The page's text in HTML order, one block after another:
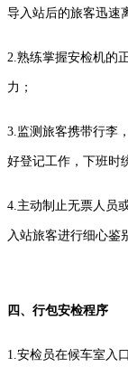
导入站后的旅客迅速
2.熟练掌握安检机的
力；
3.监测旅客携带行李
好登记工作，下班时
4.主动制止无票人员
入站旅客进行细心鉴
四、行包安检程序
1.安检员在候车室入